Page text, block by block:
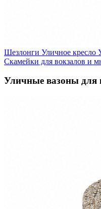
Шезлонги Уличное кресло
Скамейки для вокзалов и
Уличные вазоны для